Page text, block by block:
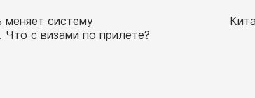
систему
Что с визами по прилете?